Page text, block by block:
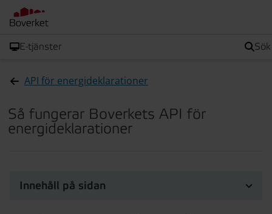
E-tjänster sök
API för energideklarationer
Så fungerar Boverkets API för
energideklarationer
Innehåll på sidan